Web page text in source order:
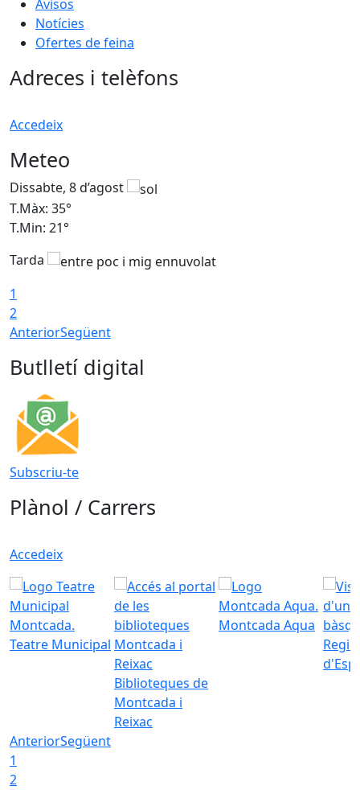
Avisos
Notícies
Ofertes de feina
Adreces i telèfons
Accedeix
Meteo
Dissabte, 8 d’agost
T.Màx: 35°
T.Min: 21°
Tarda
1
2
AnteriorSegüent
Butlletí digital
Subscriu-te
Plànol / Carrers
Accedeix
Teatre Municipal
Biblioteques de
Montcada i
Reixac
Montcada Aqua
AnteriorSegüent
1
2